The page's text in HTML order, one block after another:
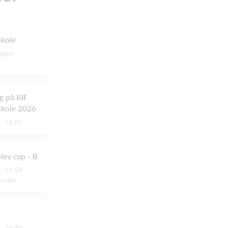
på RIF
2026
18:00
cup - B
23:59